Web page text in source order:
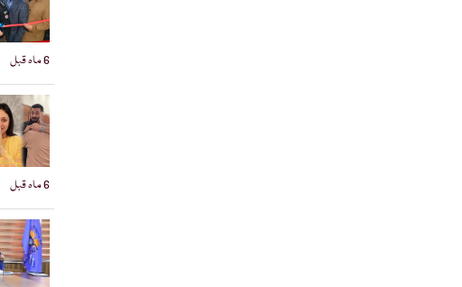
6 ماہ قبل
6 ماہ قبل